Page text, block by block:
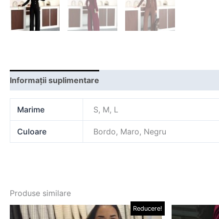
Informații suplimentare
Marime S, M, L
Culoare Bordo, Maro, Negru
Produse similare
Reducere!
Prețul
inițial
Prețul
curent
Acest